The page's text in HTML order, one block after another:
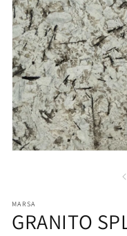
una
ventana
modal
MARSA
GRANITO